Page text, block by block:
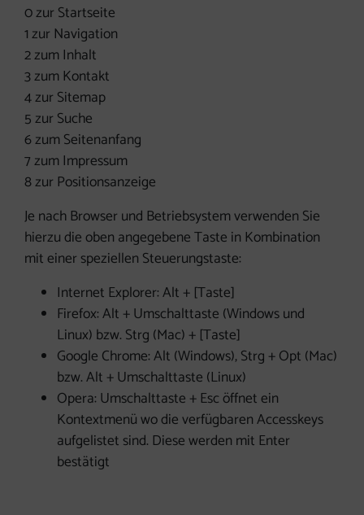
0 zur Startseite
1 zur Navigation
2 zum Inhalt
3 zum Kontakt
4 zur Sitemap
5 zur Suche
6 zum Seitenanfang
7 zum Impressum
8 zur Positionsanzeige
Je nach Browser und Betriebsystem verwenden Sie
hierzu die oben angegebene Taste in Kombination
mit einer speziellen Steuerungstaste:
Internet Explorer: Alt + [Taste]
Firefox: Alt + Umschalttaste (Windows und
Linux) bzw. Strg (Mac) + [Taste]
Google Chrome: Alt (Windows), Strg + Opt (Mac)
bzw. Alt + Umschalttaste (Linux)
Opera: Umschalttaste + Esc öffnet ein
Kontextmenü wo die verfügbaren Accesskeys
aufgelistet sind. Diese werden mit Enter
bestätigt